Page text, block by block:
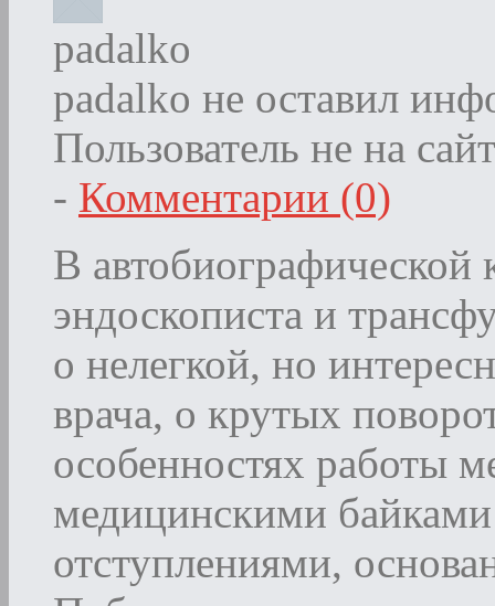
padalko
padalko не оставил
Пользователь не на
- Комментарии (0)
В автобиографической
эндоскописта и
о нелегкой, но
врача, о крутых
особенностях работы
медицинскими
отступлениями,